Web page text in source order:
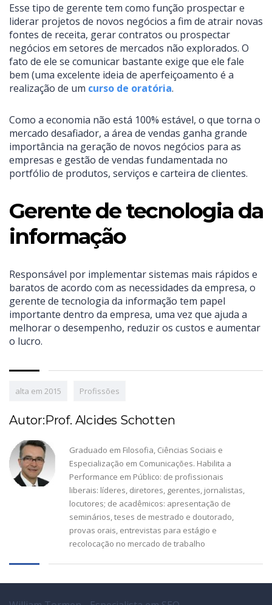
Esse tipo de gerente tem como função prospectar e
liderar projetos de novos negócios a fim de atrair novas
fontes de receita, gerar contratos ou prospectar
negócios em setores de mercados não explorados. O
fato de ele se comunicar bastante exige que ele fale
bem (uma excelente ideia de aperfeiçoamento é a
realização de um curso de oratória.
Como a economia não está 100% estável, o que torna o
mercado desafiador, a área de vendas ganha grande
importância na geração de novos negócios para as
empresas e gestão de vendas fundamentada no
portfólio de produtos, serviços e carteira de clientes.
Gerente de tecnologia da
informação
Responsável por implementar sistemas mais rápidos e
baratos de acordo com as necessidades da empresa, o
gerente de tecnologia da informação tem papel
importante dentro da empresa, uma vez que ajuda a
melhorar o desempenho, reduzir os custos e aumentar
o lucro.
alta em 2015 Profissões
Autor:Prof. Alcides Schotten
Graduado em Filosofia, Ciências Sociais e
Especialização em Comunicações. Habilita a
Performance em Público: de profissionais
liberais: líderes, diretores, gerentes, jornalistas,
locutores; de acadêmicos: apresentação de
seminários, teses de mestrado e doutorado,
provas orais, entrevistas para estágio e
recolocação no mercado de trabalho